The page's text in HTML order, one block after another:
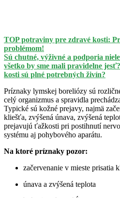
TOP potraviny pre zdravé kosti:
problémom!
Sú chutné, výživné a podporia
všetko by sme mali pravidelne
kosti sú plné potrebných živín?
Príznaky lymskej boreliózy sú
celý organizmus a spravidla
Typické sú kožné prejavy, najmä
kliešťa, zvýšená únava, zvýšená
prejavujú ťažkosti pri postihnutí
systému aj pohybového aparátu.
Na ktoré príznaky pozor:
začervenanie v mieste prisatia
únava a zvýšená teplota